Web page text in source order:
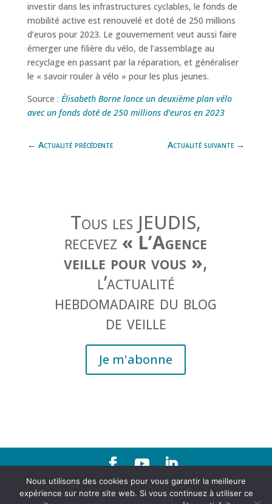
investir dans les infrastructures cyclables, le fonds de
mobilité active est renouvelé et doté de 250 millions
d’euros pour 2023. Le gouvernement veut aussi faire
émerger une filière du vélo, de l’assemblage au
recyclage en passant par la réparation, et généraliser
le « savoir rouler à vélo » pour les plus jeunes.
Source : Élisabeth Borne lance un deuxième plan vélo
avec un fonds doté de 250 millions d’euros en 2023
← Actualité précédente Actualité suivante →
Tous les JEUDIS,
recevez « L’Agence
veille pour vous »,
l’actualité
hebdomadaire du blog
de veille
Je m'abonne
Contact|Mentions légales
Agence d'urbanisme de la région grenobloise 21, rue
Nous utilisons des cookies pour vous garantir la meilleure
expérience sur notre site web. Si vous continuez à utiliser ce